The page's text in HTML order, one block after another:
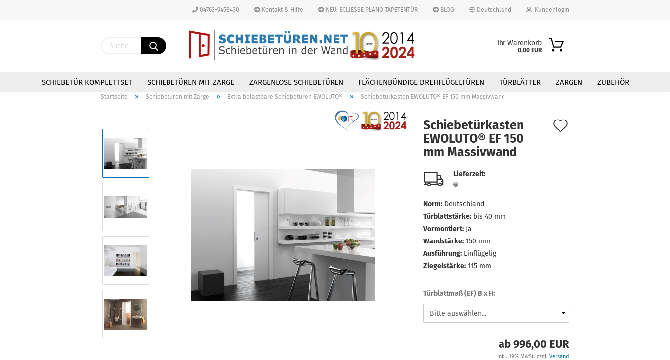
04763-9458430 Kontakt & Hilfe NEU: ECLIESSE PLANO TAPETENTÜR BLOG Deutschland
Lieferland
Kundenlogin
Konto erstellen
Ihr Warenkorb
0,00 EUR
SCHIEBETÜR KOMPLETTSET SCHIEBETÜREN MIT ZARGE ZARGENLOSE SCHIEBETÜREN FLÄCHENBÜNDIGE DREHFLÜGELTÜREN TÜRBLÄTTER ZARGEN ZUBEHÖR
Startseite » Schiebetüren mit Zarge » Extra belastbare Schiebetüren EWOLUTO® » Schiebetürkasten EWOLUTO® EF 150 mm Massivwand
Schiebetürkasten
EWOLUTO® EF 150
mm Massivwand
Lieferzeit:
Norm: Deutschland
Türblattstärke: bis 40 mm
Vormontiert: Ja
Wandstärke: 150 mm
Ausführung: Einflügelig
Ziegelstärke: 115 mm
Türblattmaß (EF) B x H:
ab 996,00 EUR
inkl. 19% MwSt. zzgl. Versand